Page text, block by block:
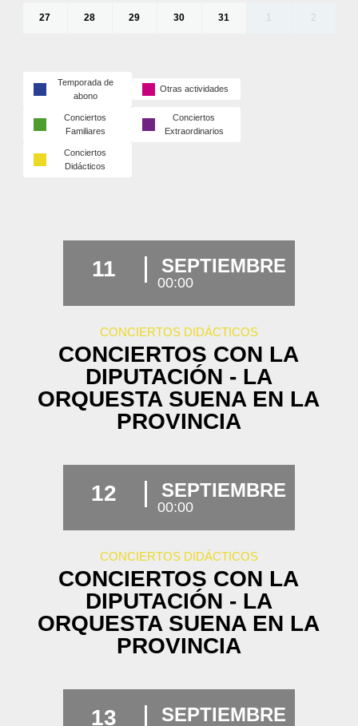
27 28 29 30 31 1 2
Temporada de
abono
Otras actividades
Conciertos
Familiares
Conciertos
Extraordinarios
Conciertos
Didácticos
11 SEPTIEMBRE
00:00
CONCIERTOS DIDÁCTICOS
CONCIERTOS CON LA
DIPUTACIÓN - LA
ORQUESTA SUENA EN LA
PROVINCIA
12 SEPTIEMBRE
00:00
CONCIERTOS DIDÁCTICOS
CONCIERTOS CON LA
DIPUTACIÓN - LA
ORQUESTA SUENA EN LA
PROVINCIA
13 SEPTIEMBRE